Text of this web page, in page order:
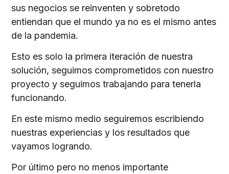
sus negocios se reinventen y sobretodo
entiendan que el mundo ya no es el mismo antes
de la pandemia.
Esto es solo la primera iteración de nuestra
solución, seguimos comprometidos con nuestro
proyecto y seguimos trabajando para tenerla
funcionando.
En este mismo medio seguiremos escribiendo
nuestras experiencias y los resultados que
vayamos logrando.
Por último pero no menos importante